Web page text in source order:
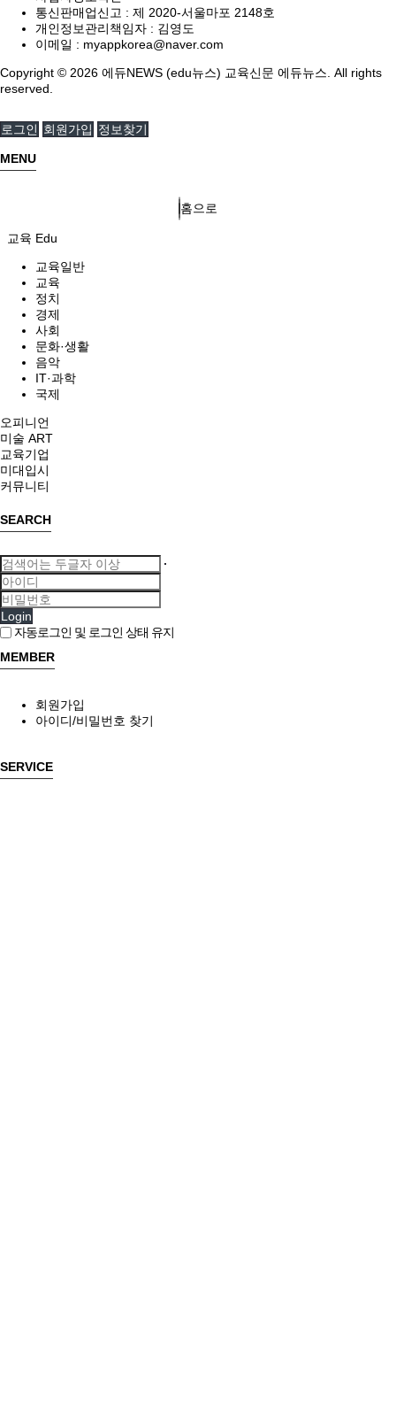
통신판매업신고 : 제 2020-서울마포 2148호
개인정보관리책임자 : 김영도
이메일 : myappkorea@naver.com
Copyright © 2026 에듀NEWS (edu뉴스) 교육신문 에듀뉴스. All rights
reserved.
로그인 회원가입 정보찾기
MENU
홈으로
교육 Edu
교육일반
교육
정치
경제
사회
문화·생활
음악
IT·과학
국제
오피니언
미술 ART
교육기업
미대입시
커뮤니티
SEARCH
Login
자동로그인 및 로그인 상태 유지
MEMBER
회원가입
아이디/비밀번호 찾기
SERVICE